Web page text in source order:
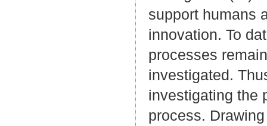
support humans
innovation. To
processes
investigated.
investigating the
process.